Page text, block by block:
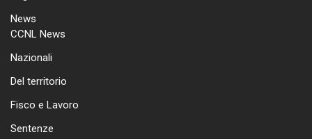
News
CCNL News
Nazionali
Del territorio
Fisco e Lavoro
Sentenze